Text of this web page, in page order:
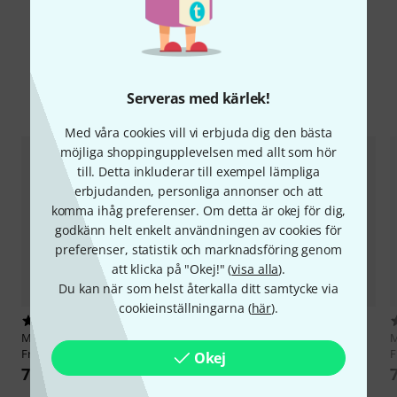
Serveras med kärlek!
Med våra cookies vill vi erbjuda dig den bästa
möjliga shoppingupplevelsen med allt som hör
till. Detta inkluderar till exempel lämpliga
erbjudanden, personliga annonser och att
komma ihåg preferenser. Om detta är okej för dig,
godkänn helt enkelt användningen av cookies för
preferenser, statistik och marknadsföring genom
att klicka på "Okej!" (visa alla).
Du kan när som helst återkalla ditt samtycke via
cookieinställningarna (här).
Okej
Jämför alternativ
Marcus BonnaMB-5 Case
French Horn Compact
7 333 kr
Marcus BonnaMB-7 Flightcase
French Horn
7 555 kr